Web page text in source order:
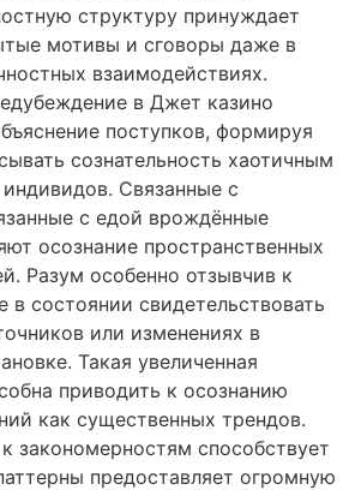
структуру принуждает
мотивы и сговоры даже в
взаимодействиях.
в Джет казино
поступков, формируя
сознательность хаотичным
Связанные с
с едой врождённые
осознание пространственных
Разум особенно отзывчив к
в состоянии свидетельствовать
или изменениях в
Такая увеличенная
приводить к осознанию
как существенных трендов.
закономерностям способствует
предоставляет огромную